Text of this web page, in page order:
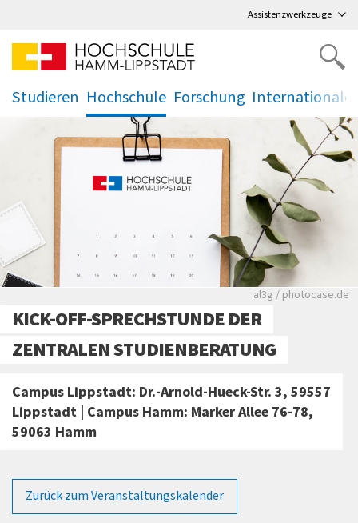
Assistenzwerkzeuge
Studieren Hochschule
.
Forschung
.
Rote leere
al3g / photocase.de
KICK-OFF-SPRECHSTUNDE DER
ZENTRALEN STUDIENBERATUNG
Campus Lippstadt: Dr.-Arnold-Hueck-Str. 3, 59557
Lippstadt | Campus Hamm: Marker Allee 76-78,
59063 Hamm
Zurück zum Veranstaltungskalender